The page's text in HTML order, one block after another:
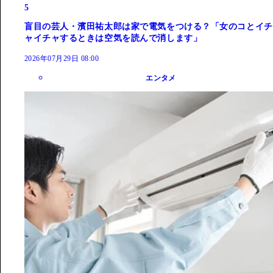
5
盲目の芸人・濱田祐太郎は家で電気をつける？「女のコとイチ
ャイチャするときは空気を読んで消します」
2026年07月29日 08:00
エンタメ